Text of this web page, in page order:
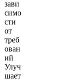
зави
симо
сти
от
треб
ован
ий
Улуч
шает